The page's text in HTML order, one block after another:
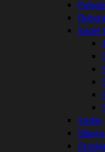
Sadel
Sadler